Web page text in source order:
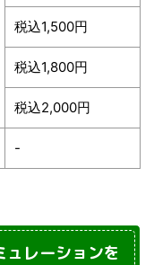
税込1,500円
税込1,800円
税込2,000円
-
レーションを